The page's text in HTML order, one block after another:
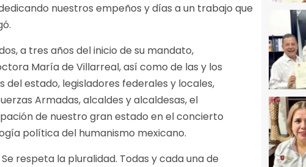
nuestros empeños y días a un trabajo que
a tres años del inicio de su mandato,
María de Villarreal, así como de las y los
estado, legisladores federales y locales,
Armadas, alcaldes y alcaldesas, el
de nuestro gran estado en el concierto
política del humanismo mexicano.
respeta la pluralidad. Todas y cada una de